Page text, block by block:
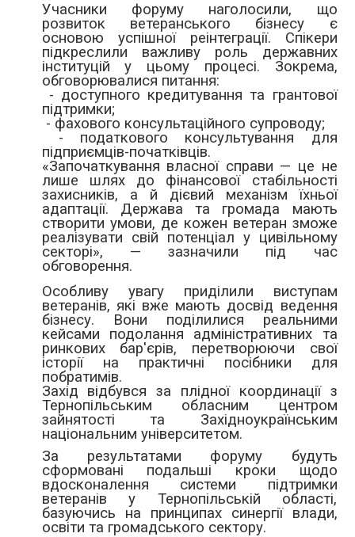
Учасники форуму наголосили, що
розвиток ветеранського бізнесу є
основою успішної реінтеграції. Спікери
підкреслили важливу роль державних
інституцій у цьому процесі. Зокрема,
обговорювалися питання:
- доступного кредитування та грантової
підтримки;
- фахового консультаційного супроводу;
- податкового консультування для
підприємців-початківців.
«Започаткування власної справи — це не
лише шлях до фінансової стабільності
захисників, а й дієвий механізм їхньої
адаптації. Держава та громада мають
створити умови, де кожен ветеран зможе
реалізувати свій потенціал у цивільному
секторі», — зазначили під час
обговорення.
Особливу увагу приділили виступам
ветеранів, які вже мають досвід ведення
бізнесу. Вони поділилися реальними
кейсами подолання адміністративних та
ринкових бар'єрів, перетворюючи свої
історії на практичні посібники для
побратимів.
Захід відбувся за плідної координації з
Тернопільським обласним центром
зайнятості та Західноукраїнським
національним університетом.
За результатами форуму будуть
сформовані подальші кроки щодо
вдосконалення системи підтримки
ветеранів у Тернопільській області,
базуючись на принципах синергії влади,
освіти та громадського сектору.